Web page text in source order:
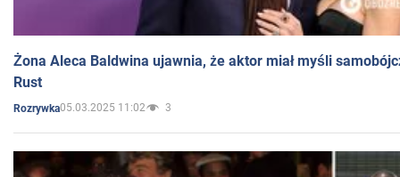
Żona Aleca Baldwina ujawnia, że aktor miał myśli
Rust
Rozrywka05.03.2025 11:02 3